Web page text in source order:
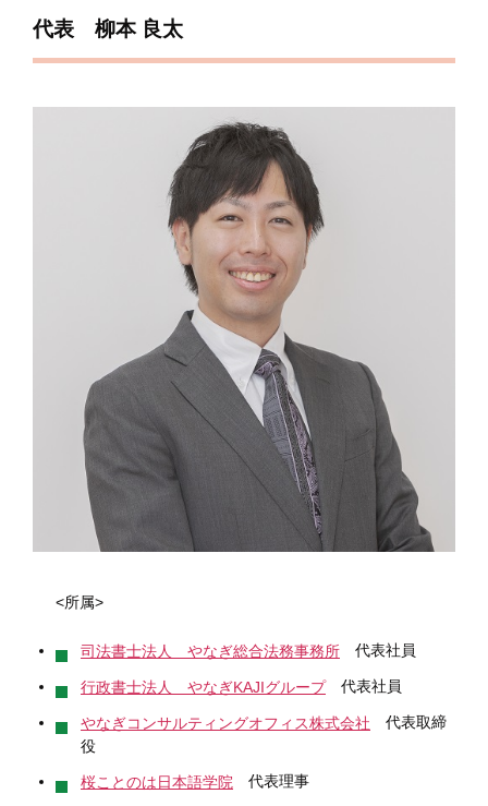
代表 柳本 良太
<所属>
司法書士法人 やなぎ総合法務事務所 代表社員
行政書士法人 やなぎKAJIグループ代表社員
やなぎコンサルティングオフィス株式会社 代表取締
役
桜ことのは日本語学院 代表理事